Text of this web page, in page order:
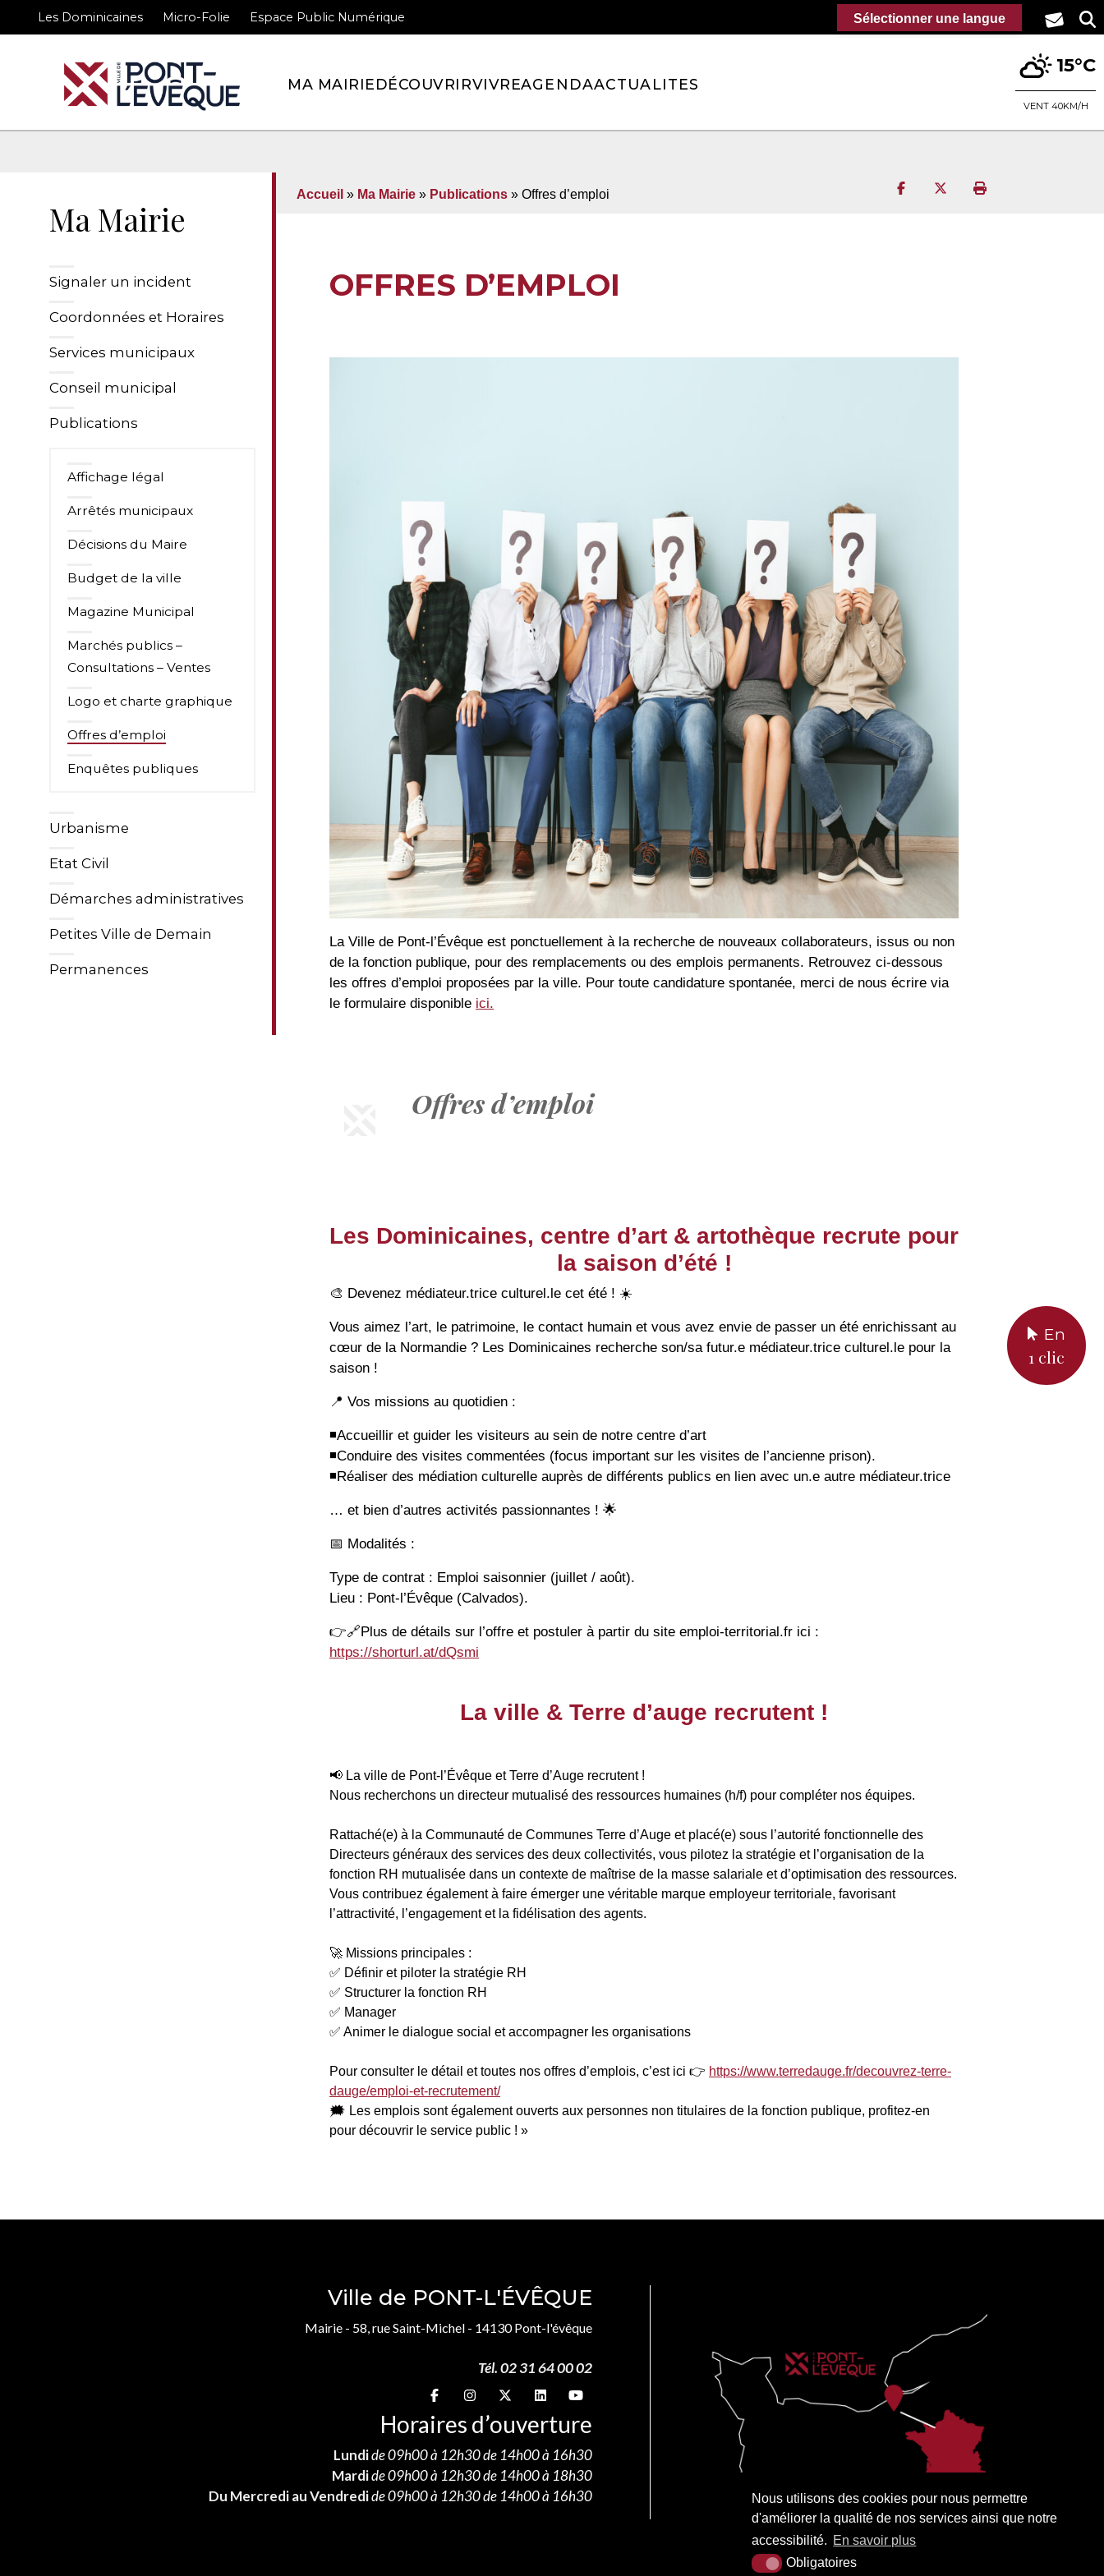
Nous utilisons des cookies pour nous permettre
d'améliorer la qualité de nos services ainsi que notre
accessibilité. En savoir plus
Obligatoires
Les Dominicaines Micro-Folie Espace Public Numérique
MA MAIRIEDÉCOUVRIRVIVREAGENDAACTUALITES
15°C
VENT 40KM/H
En
1 clic
Ma Mairie
Signaler un incident
Coordonnées et Horaires
Services municipaux
Conseil municipal
Publications
Affichage légal
Arrêtés municipaux
Décisions du Maire
Budget de la ville
Magazine Municipal
Marchés publics –
Consultations – Ventes
Logo et charte graphique
Offres d’emploi
Enquêtes publiques
Urbanisme
Etat Civil
Démarches administratives
Petites Ville de Demain
Permanences
Accueil » Ma Mairie » Publications » Offres d’emploi Partager sur Facebook
Partager sur Twitter
Imprimer la page
OFFRES D’EMPLOI
La Ville de Pont-l’Évêque est ponctuellement à la recherche de nouveaux collaborateurs, issus ou non
de la fonction publique, pour des remplacements ou des emplois permanents. Retrouvez ci-dessous
les offres d’emploi proposées par la ville. Pour toute candidature spontanée, merci de nous écrire via
le formulaire disponible ici.
Offres d’emploi
Les Dominicaines, centre d’art & artothèque recrute pour
la saison d’été !
🎨 Devenez médiateur.trice culturel.le cet été ! ☀️
Vous aimez l’art, le patrimoine, le contact humain et vous avez envie de passer un été enrichissant au
cœur de la Normandie ? Les Dominicaines recherche son/sa futur.e médiateur.trice culturel.le pour la
saison !
📍 Vos missions au quotidien :
◾️Accueillir et guider les visiteurs au sein de notre centre d’art
◾️Conduire des visites commentées (focus important sur les visites de l’ancienne prison).
◾️Réaliser des médiation culturelle auprès de différents publics en lien avec un.e autre médiateur.trice
… et bien d’autres activités passionnantes ! 🌟
📅 Modalités :
Type de contrat : Emploi saisonnier (juillet / août).
Lieu : Pont-l’Évêque (Calvados).
👉🔗Plus de détails sur l’offre et postuler à partir du site emploi-territorial.fr ici :
https://shorturl.at/dQsmi
La ville & Terre d’auge recrutent !
📢 La ville de Pont-l’Évêque etTerre d’Auge recrutent !
Nous recherchons un directeur mutualisé des ressources humaines (h/f) pour compléter nos équipes.
Rattaché(e) à la Communauté de Communes Terre d’Auge et placé(e) sous l’autorité fonctionnelle des
Directeurs généraux des services des deux collectivités, vous pilotez la stratégie et l’organisation de la
fonction RH mutualisée dans un contexte de maîtrise de la masse salariale et d’optimisation des ressources.
Vous contribuez également à faire émerger une véritable marque employeur territoriale, favorisant
l’attractivité, l’engagement et la fidélisation des agents.
🚀 Missions principales :
✅ Définir et piloter la stratégie RH
✅ Structurer la fonction RH
✅ Manager
✅ Animer le dialogue social et accompagner les organisations
Pour consulter le détail et toutes nos offres d’emplois, c’est ici 👉 https://www.terredauge.fr/decouvrez-terre-
dauge/emploi-et-recrutement/
🗯 Les emplois sont également ouverts aux personnes non titulaires de la fonction publique, profitez-en
pour découvrir le service public ! »
Ville de PONT-L'ÉVÊQUE
Mairie - 58, rue Saint-Michel - 14130 Pont-l'évêque
Tél. 02 31 64 00 02
Suivez-nous sur
Suivez-nous sur
Suivez-nous sur
Suivez-nous sur
Suivez-nous sur
Horaires d’ouverture
Lundide 09h00 à 12h30 de 14h00 à 16h30
Mardide 09h00 à 12h30 de 14h00 à 18h30
Du Mercredi au Vendredide 09h00 à 12h30 de 14h00 à 16h30
Sélectionner une langue